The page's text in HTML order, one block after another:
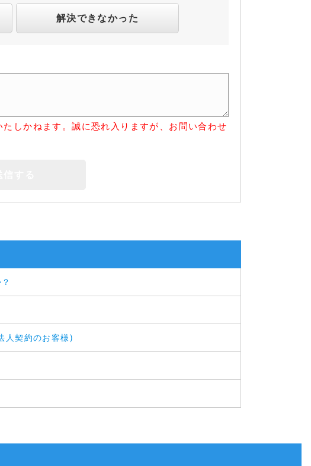
解決できなかった
しかねます。誠に恐れ入りますが、お問い合わせ
人契約のお客様)